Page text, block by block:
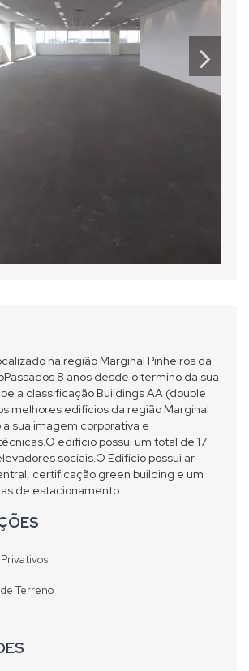
na região Marginal Pinheiros da
8 anos desde o termino da sua
a classificação Buildings AA (double
melhores edifícios da região Marginal
a sua imagem corporativa e
edifício possui um total de 17
sociais.O Edificio possui ar-
certificação green building e um
de estacionamento.
Terreno